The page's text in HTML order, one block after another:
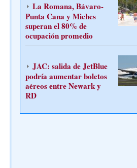
La Romana, Bávaro-
Punta Cana y Miches
superan el 80% de
ocupación promedio
JAC: salida de JetBlue
podría aumentar boletos
aéreos entre Newark y
RD